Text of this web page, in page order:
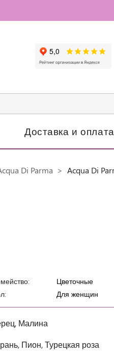
Доставка и оплата
Di Parma Acqua Di
Цветочные
Для женщин
Малина
Пион, Турецкая роза